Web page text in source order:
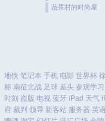
蔬果村的时尚屋
地铁 笔记本 手机 电影 世界杯
标 南征北战 足球 差头 参观学习
时刻 盗版 电视 蓝牙 iPad 天气
府 裁判 领导 新客站 服务器 英